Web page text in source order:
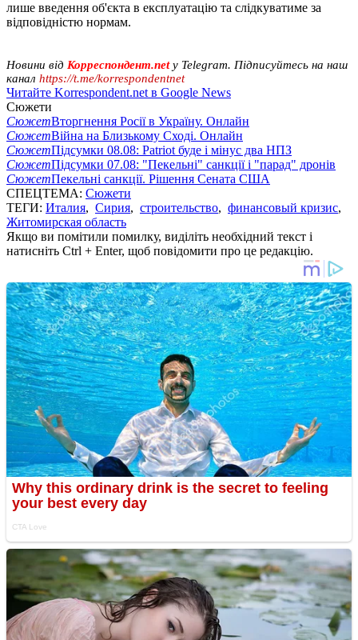
лише введення об'єкта в експлуатацію та слідкуватиме за
відповідністю нормам.
Новини від Корреспондент.netу Telegram. Підписуйтесь на наш
канал https://t.me/korrespondentnet
Читайте Korrespondent.net в Google News
Сюжети
СюжетВторгнення Росії в Україну. Онлайн
СюжетВійна на Близькому Сході. Онлайн
СюжетПідсумки 08.08: Patriot буде і мінус два НПЗ
СюжетПідсумки 07.08: "Пекельні" санкції і "парад" дронів
СюжетПекельні санкції. Рішення Сената США
СПЕЦТЕМА: Сюжети
ТЕГИ: Италия, Сирия, строительство, финансовый кризис,
Житомирская область
Якщо ви помітили помилку, виділіть необхідний текст і
натисніть Ctrl + Enter, щоб повідомити про це редакцію.